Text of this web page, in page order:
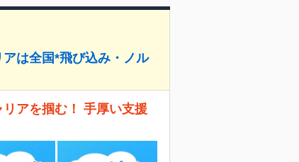
は全国*飛び込み・ノル
リアを掴む！ 手厚い支援